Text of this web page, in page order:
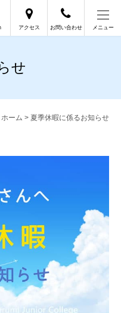
アクセス お問い合わせ メニュー
せ
ホーム > 夏季休暇に係るお知らせ